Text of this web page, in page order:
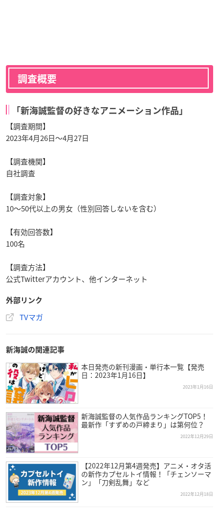
調査概要
「新海誠監督の好きなアニメーション作品」
【調査期間】
2023年4月26日〜4月27日
【調査機関】
自社調査
【調査対象】
10～50代以上の男女（性別回答しないを含む）
【有効回答数】
100名
【調査方法】
公式Twitterアカウント、他インターネット
外部リンク
TVマガ
新海誠の関連記事
本日発売の新刊漫画・単行本一覧【発売
日：2023年1月16日】
2023年1月16日
新海誠監督の人気作品ランキングTOP5！
最新作「すずめの戸締まり」は第何位？
2022年12月29日
【2022年12月第4週発売】アニメ・オタ活
の新作カプセルトイ情報！「チェンソーマ
ン」「刀剣乱舞」など
2022年12月18日